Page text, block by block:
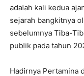
adalah kali kedua
sejarah bangkitnya
sebelumnya Tiba-
publik pada tahun
Hadirnya Pertamina